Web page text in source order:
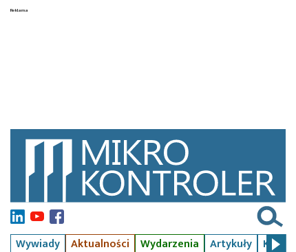
Wywiady Aktualności Wydarzenia Artykuły Kursy